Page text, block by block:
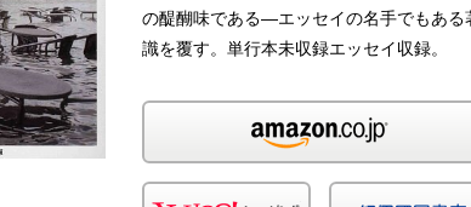
の醍醐味である―エッセイの名手でもあ
識を覆す。単行本未収録エッセイ収録。